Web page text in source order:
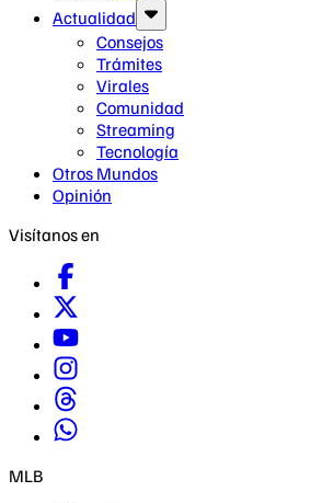
Actualidad
Consejos
Trámites
Virales
Comunidad
Streaming
Tecnología
Otros Mundos
Opinión
Visítanos en
MLB